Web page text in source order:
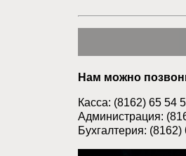
Нам можно
Касса: (8162) 65 54
Администрация:
Бухгалтерия: (8162)